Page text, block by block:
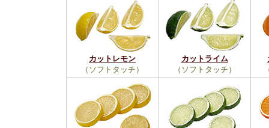
カットレモン
（ソフトタッチ）
カットライム
（ソフトタッチ）